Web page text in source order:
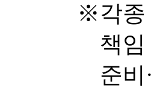
※각종
책임
준비